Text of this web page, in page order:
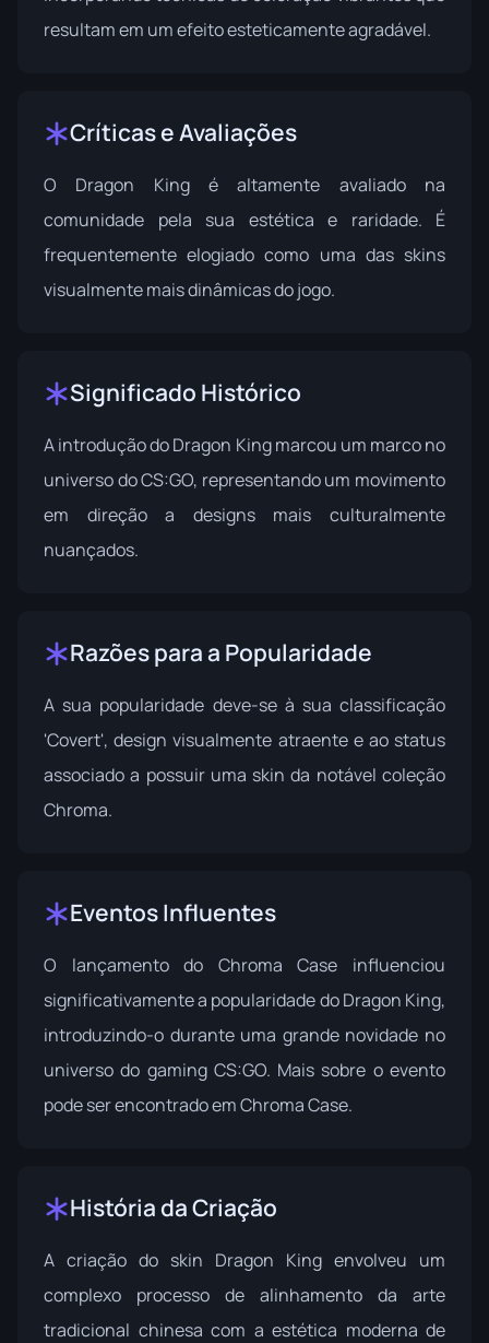
resultam em um efeito esteticamente agradável.
Críticas e Avaliações
O Dragon King é altamente avaliado na
comunidade pela sua estética e raridade. É
frequentemente elogiado como uma das skins
visualmente mais dinâmicas do jogo.
Significado Histórico
A introdução do Dragon King marcou um marco no
universo do CS:GO, representando um movimento
em direção a designs mais culturalmente
nuançados.
Razões para a Popularidade
A sua popularidade deve-se à sua classificação
'Covert', design visualmente atraente e ao status
associado a possuir uma skin da notável coleção
Chroma.
Eventos Influentes
O lançamento do Chroma Case influenciou
significativamente a popularidade do Dragon King,
introduzindo-o durante uma grande novidade no
universo do gaming CS:GO. Mais sobre o evento
pode ser encontrado emChroma Case.
História da Criação
A criação do skin Dragon King envolveu um
complexo processo de alinhamento da arte
tradicional chinesa com a estética moderna de